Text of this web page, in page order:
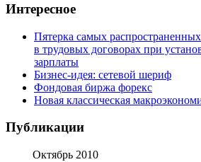
Интересное
Пятерка самых
в трудовых договорах при
зарплаты
Бизнес-идея: сетевой шериф
Фондовая биржа форекс
Новая классическая
Публикации
Октябрь 2010